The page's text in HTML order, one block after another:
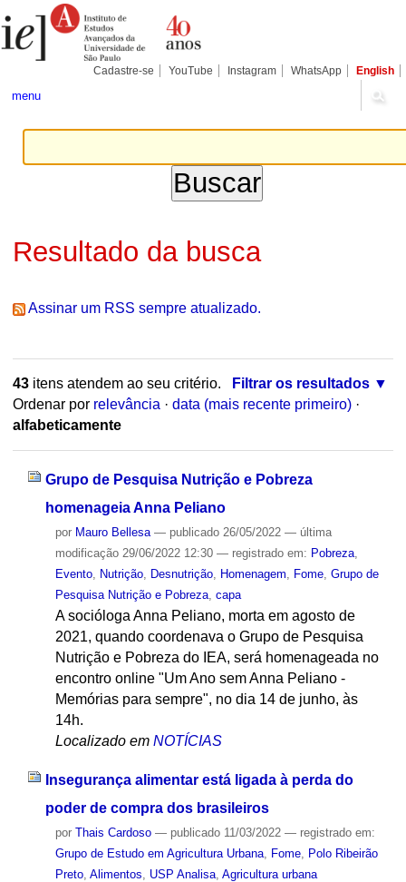
para
conteúdo.
Pessoais
Cadastre-se YouTube Instagram WhatsApp English
menu
Resultado da busca
Assinar um RSS sempre atualizado.
43itens atendem ao seu critério.
Filtrar os resultados
Ordenar por relevância · data (mais recente primeiro) ·
alfabeticamente
Grupo de Pesquisa Nutrição e Pobreza
homenageia Anna Peliano
por Mauro Bellesa — publicado26/05/2022 — última
modificação29/06/2022 12:30 — registrado em: Pobreza,
Evento, Nutrição, Desnutrição, Homenagem Fome, Grupo de
Pesquisa Nutrição e Pobreza, capa
A socióloga Anna Peliano, morta em agosto de
2021, quando coordenava o Grupo de Pesquisa
Nutrição e Pobreza do IEA, será homenageada no
encontro online "Um Ano sem Anna Peliano -
Memórias para sempre", no dia 14 de junho, às
14h.
Localizado em NOTÍCIAS
Insegurança alimentar está ligada à perda do
poder de compra dos brasileiros
por Thais Cardoso — publicado11/03/2022 — registrado em:
Grupo de Estudo em Agricultura Urbana, Fome, Polo Ribeirão
Preto, Alimentos USP Analisa, Agricultura urbana